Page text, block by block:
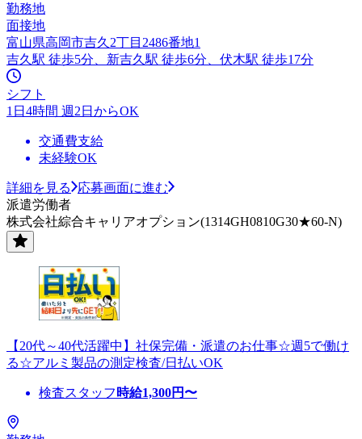
勤務地
面接地
富山県高岡市吉久2丁目2486番地1
吉久駅 徒歩5分、新吉久駅 徒歩6分、伏木駅 徒歩17分
シフト
1日4時間 週2日からOK
交通費支給
未経験OK
詳細を見る
応募画面に進む
派遣労働者
株式会社綜合キャリアオプション(1314GH0810G30★60-N)
【20代～40代活躍中】社保完備・派遣のお仕事☆週5で働け
る☆アルミ製品の測定検査/日払いOK
検査スタッフ 時給1,300円〜